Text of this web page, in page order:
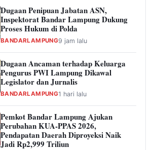
Dugaan Penipuan Jabatan ASN,
Inspektorat Bandar Lampung Dukung
Proses Hukum di Polda
BANDARLAMPUNG9 jam lalu
Dugaan Ancaman terhadap Keluarga
Pengurus PWI Lampung Dikawal
Legislator dan Jurnalis
BANDARLAMPUNG1 hari lalu
Pemkot Bandar Lampung Ajukan
Perubahan KUA-PPAS 2026,
Pendapatan Daerah Diproyeksi Naik
Jadi Rp2,999 Triliun